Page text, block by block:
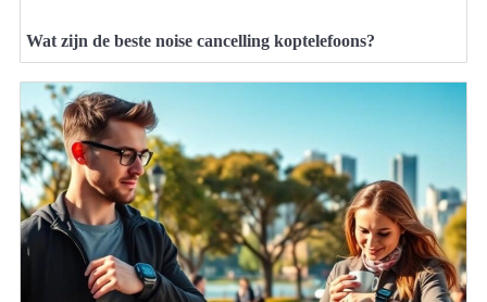
Wat zijn de beste noise cancelling koptelefoons?